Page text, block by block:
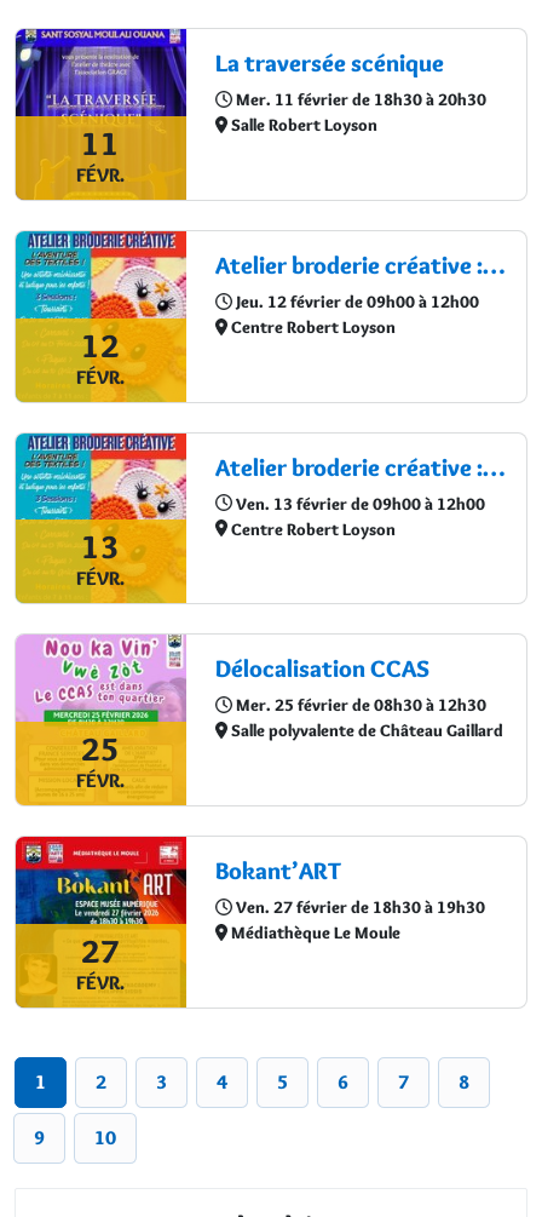
11
FÉVR.
La traversée scénique
Mer. 11 février de 18h30 à 20h30
Salle Robert Loyson
12
FÉVR.
Atelier broderie créative : L’aventure des textiles !
Jeu. 12 février de 09h00 à 12h00
Centre Robert Loyson
13
FÉVR.
Atelier broderie créative : L’aventure des textiles !
Ven. 13 février de 09h00 à 12h00
Centre Robert Loyson
25
FÉVR.
Délocalisation CCAS
Mer. 25 février de 08h30 à 12h30
Salle polyvalente de Château Gaillard
27
FÉVR.
Bokant’ART
Ven. 27 février de 18h30 à 19h30
Médiathèque Le Moule
1 2 3 4 5 6 7 8
9 10